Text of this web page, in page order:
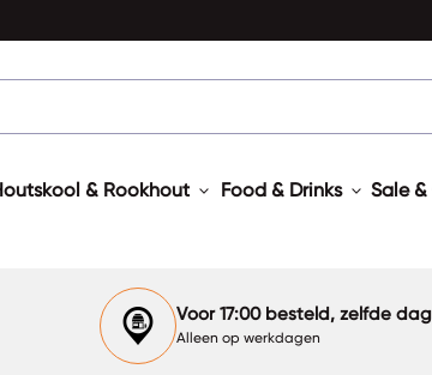
& Rookhout expand_more Food & Drinks expand_more Sale
Voor 17:00 besteld, zelfde
Alleen op werkdagen